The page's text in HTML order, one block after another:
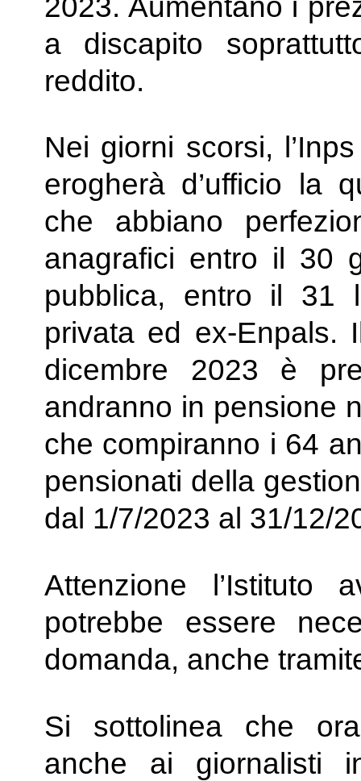
a discapito
reddito.
Nei giorni scorsi,
erogherà d’ufficio la
che abbiano
anagrafici entro il 30
pubblica, entro il 31
privata ed ex-Enpals.
dicembre 2023 è
andranno in pensione
che compiranno i 64
pensionati della
dal 1/7/2023 al 31/12/
Attenzione l’Istituto
potrebbe essere
domanda, anche
Si sottolinea che
anche ai giornalisti